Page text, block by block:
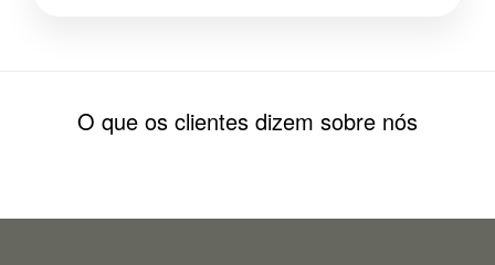
O que os clientes dizem sobre nós